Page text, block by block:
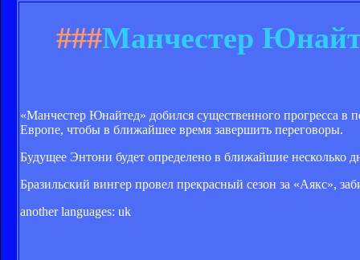
###Манчестер
«Манчестер Юнайтед» добился существенного прогресса в
Европе, чтобы в ближайшее время завершить переговоры.
Будущее Энтони будет определено в ближайшие несколько
Бразильский вингер провел прекрасный сезон за «Аякс»,
another languages: uk